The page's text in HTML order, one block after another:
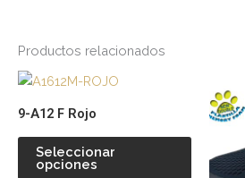
Productos relacionados
9-A12 F Rojo
Seleccionar
opciones
producto
tiene
múltiples